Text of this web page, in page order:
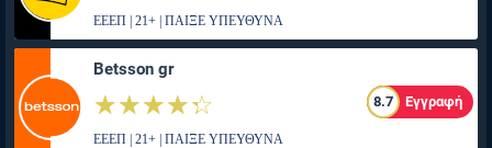
ΕΕΕΠ | 21+ | ΠΑΙΞΕ ΥΠΕΥΘΥΝΑ
Betsson gr
☆☆☆☆☆
★★★★★ 8.7 Εγγραφή
ΕΕΕΠ | 21+ | ΠΑΙΞΕ ΥΠΕΥΘΥΝΑ